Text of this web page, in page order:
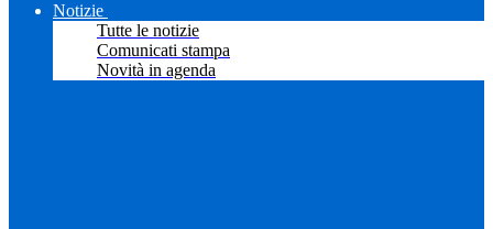
Notizie
Tutte le notizie
Comunicati stampa
Novità in agenda